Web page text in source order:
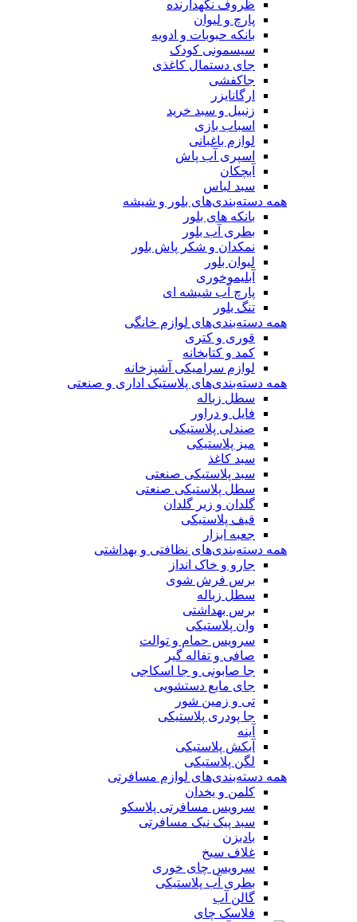
ظروف نگهدارنده
پارچ و لیوان
بانکه حبوبات و ادویه
سیسمونی کودک
جای دستمال کاغذی
جاکفشی
ارگانایزر
زنبیل و سبد خرید
اسباب بازی
لوازم باغبانی
اسپری آب پاش
آبچکان
سبد لباس
همه دسته‌بندی‌های بلور و شیشه
بانکه های بلور
بطری آب بلور
نمکدان و شکر پاش بلور
لیوان بلور
آبلیموخوری
پارچ آب شیشه ای
تنگ بلور
همه دسته‌بندی‌های لوازم خانگی
قوری و کتری
کمد و کتابخانه
لوازم سرامیکی آشپزخانه
همه دسته‌بندی‌های پلاستیک اداری و صنعتی
سطل زباله
فایل و دراور
صندلی پلاستیکی
میز پلاستیکی
سبد کاغذ
سبد پلاستیکی صنعتی
سطل پلاستیکی صنعتی
گلدان و زیر گلدان
قیف پلاستیکی
جعبه ابزار
همه دسته‌بندی‌های نظافتی و بهداشتی
جارو و خاک انداز
برس فرش شوی
سطل زباله
برس بهداشتی
وان پلاستیکی
سرویس حمام و توالت
صافی و تفاله گیر
جا صابونی و جا اسکاجی
جای مایع دستشویی
تی و زمین شور
جا پودری پلاستیکی
آینه
آبکش پلاستیکی
لگن پلاستیکی
همه دسته‌بندی‌های لوازم مسافرتی
کلمن و یخدان
سرویس مسافرتی پلاسکو
سبد پیک نیک مسافرتی
بادبزن
غلاف سیخ
سرویس چای خوری
بطری آب پلاستیکی
گالن آب
فلاسک چای